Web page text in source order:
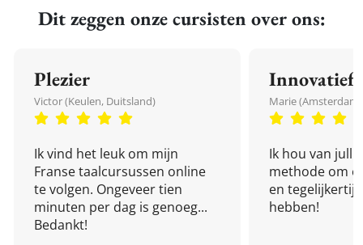
Dit zeggen onze cursisten over ons:
Plezier
Victor (Keulen, Duitsland)
Ik vind het leuk om mijn
Franse taalcursussen online
te volgen. Ongeveer tien
minuten per dag is genoeg...
Bedankt!
Innovatief
Marie
Ik hou van
methode om
en
hebben!